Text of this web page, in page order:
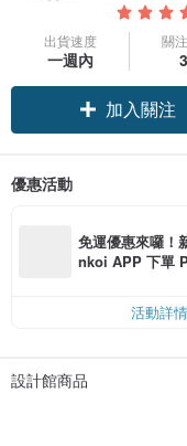
出貨速度
一週內
關
加入關注
優惠活動
免運優惠來囉！
nkoi APP 下單
活動詳情
設計館商品